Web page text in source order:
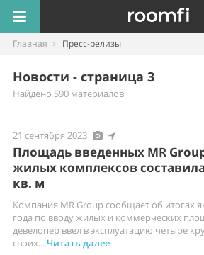
Главная Пресс-релизы
Новости - страница 3
Найдено 590 материалов
21 сентября 2023
Площадь введенных MR
жилых комплексов
кв. м
Компания MR Group сообщает об итогах
года по вводу жилых и коммерческих
девелопер ввел в эксплуатацию четыре
своих...Читать далее